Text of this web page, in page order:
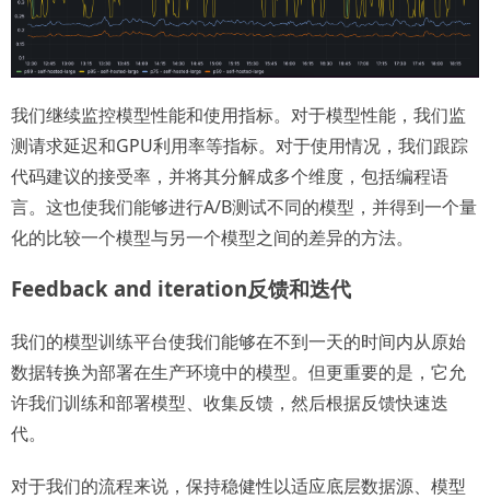
我们继续监控模型性能和使用指标。对于模型性能，我们监
测请求延迟和GPU利用率等指标。对于使用情况，我们跟踪
代码建议的接受率，并将其分解成多个维度，包括编程语
言。这也使我们能够进行A/B测试不同的模型，并得到一个量
化的比较一个模型与另一个模型之间的差异的方法。
Feedback and iteration反馈和迭代
我们的模型训练平台使我们能够在不到一天的时间内从原始
数据转换为部署在生产环境中的模型。但更重要的是，它允
许我们训练和部署模型、收集反馈，然后根据反馈快速迭
代。
对于我们的流程来说，保持稳健性以适应底层数据源、模型